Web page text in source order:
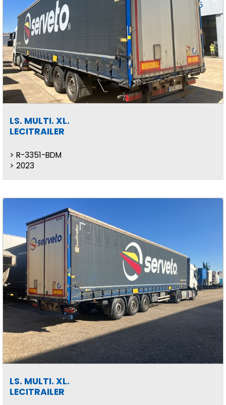
LS. MULTI. XL.
LECITRAILER
R-3351-BDM
2023
LS. MULTI. XL.
LECITRAILER